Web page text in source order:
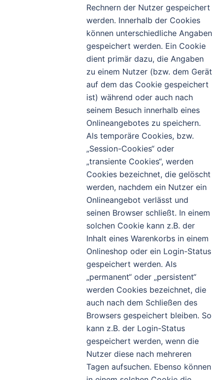
Rechnern der Nutzer gespeichert
werden. Innerhalb der Cookies
können unterschiedliche Angaben
gespeichert werden. Ein Cookie
dient primär dazu, die Angaben
zu einem Nutzer (bzw. dem Gerät
auf dem das Cookie gespeichert
ist) während oder auch nach
seinem Besuch innerhalb eines
Onlineangebotes zu speichern.
Als temporäre Cookies, bzw.
„Session-Cookies“ oder
„transiente Cookies“, werden
Cookies bezeichnet, die gelöscht
werden, nachdem ein Nutzer ein
Onlineangebot verlässt und
seinen Browser schließt. In einem
solchen Cookie kann z.B. der
Inhalt eines Warenkorbs in einem
Onlineshop oder ein Login-Status
gespeichert werden. Als
„permanent“ oder „persistent“
werden Cookies bezeichnet, die
auch nach dem Schließen des
Browsers gespeichert bleiben. So
kann z.B. der Login-Status
gespeichert werden, wenn die
Nutzer diese nach mehreren
Tagen aufsuchen. Ebenso können